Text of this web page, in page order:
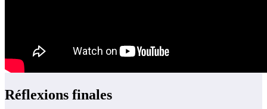
Réflexions finales